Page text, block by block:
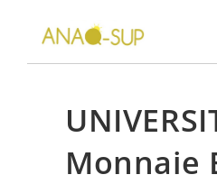
Monnaie